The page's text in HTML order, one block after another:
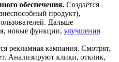
обеспечения. Создаётся
продукт),
Дальше —
новые функции, улучшения
рекламная кампания. Смотрят,
Анализируют клики, отклик,